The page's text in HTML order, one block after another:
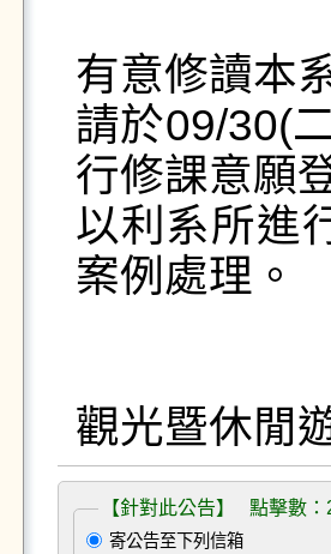
有意修讀本
請於09/30(
行修課意願
以利系所進
案例處理。
觀光暨休閒
【針對此公告】 點擊數：
寄公告至下列信箱